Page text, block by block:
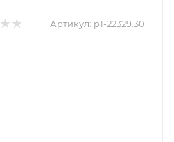
Артикул: p1-22329.30